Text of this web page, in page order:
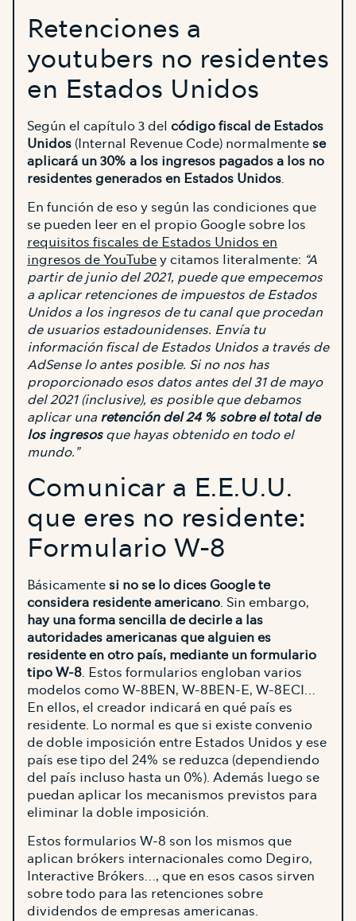
Retenciones a
youtubers no residentes
en Estados Unidos
Según el capítulo 3 del código fiscal de Estados
Unidos (Internal Revenue Code) normalmente se
aplicará un 30% a los ingresos pagados a los no
residentes generados en Estados Unidos.
En función de eso y según las condiciones que
se pueden leer en el propio Google sobre los
requisitos fiscales de Estados Unidos en
ingresos de YouTubey citamos literalmente: “A
partir de junio del 2021, puede que empecemos
a aplicar retenciones de impuestos de Estados
Unidos a los ingresos de tu canal que procedan
de usuarios estadounidenses. Envía tu
información fiscal de Estados Unidos a través de
AdSense lo antes posible. Si no nos has
proporcionado esos datos antes del 31 de mayo
del 2021 (inclusive), es posible que debamos
aplicar una retención del 24 % sobre el total de
los ingresosque hayas obtenido en todo el
mundo.”
Comunicar a E.E.U.U.
que eres no residente:
Formulario W-8
Básicamente si no se lo dices Google te
considera residente americano. Sin embargo,
hay una forma sencilla de decirle a las
autoridades americanas que alguien es
residente en otro país, mediante un formulario
tipo W-8. Estos formularios engloban varios
modelos como W-8BEN, W-8BEN-E, W-8ECI…
En ellos, el creador indicará en qué país es
residente. Lo normal es que si existe convenio
de doble imposición entre Estados Unidos y ese
país ese tipo del 24% se reduzca (dependiendo
del país incluso hasta un 0%). Además luego se
puedan aplicar los mecanismos previstos para
eliminar la doble imposición.
Estos formularios W-8 son los mismos que
aplican brókers internacionales como Degiro,
Interactive Brókers…, que en esos casos sirven
sobre todo para las retenciones sobre
dividendos de empresas americanas.